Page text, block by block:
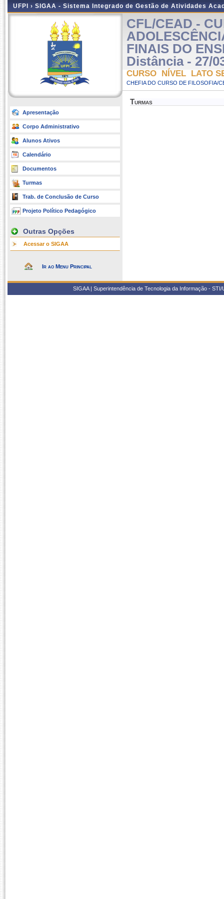
UFPI › SIGAA - Sistema Integrado de Gestão de Atividades
Apresentação
Corpo Administrativo
Alunos Ativos
Calendário
Documentos
Turmas
Trab. de Conclusão de Curso
Projeto Político Pedagógico
Outras Opções
Acessar o SIGAA
Ir ao Menu Principal
CFL/CEAD -
FINAIS DO
Distância - 27/
CURSO NÍVEL LATO
CHEFIA DO CURSO DE FILOSOFIA/
Turmas
SIGAA | Superintendência de Tecnologia da Informação -